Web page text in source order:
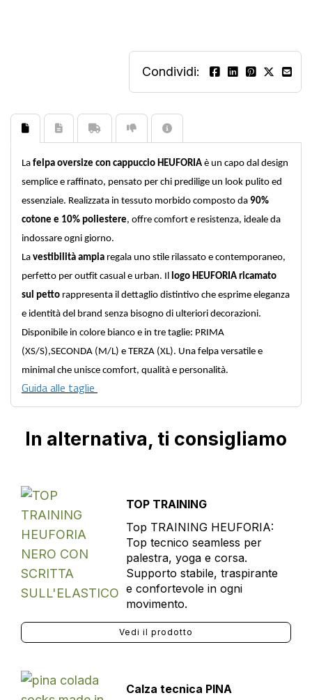
Condividi:
La felpa oversize con cappuccio HEUFORIA è un capo dal design
semplice e raffinato, pensato per chi predilige un look pulito ed
essenziale. Realizzata in tessuto morbido composto da 90%
cotone e 10% poliestere, offre comfort e resistenza, ideale da
indossare ogni giorno.
La vestibilità ampia regala uno stile rilassato e contemporaneo,
perfetto per outfit casual e urban. Il logo HEUFORIA ricamato
sul petto rappresenta il dettaglio distintivo che esprime eleganza
e identità del brand senza bisogno di ulteriori decorazioni.
Disponibile in colore bianco e in tre taglie: PRIMA
(XS/S),SECONDA (M/L) e TERZA (XL). Una felpa versatile e
minimal che unisce comfort, qualità e personalità.
Guida alle taglie
In alternativa, ti consigliamo
TOP TRAINING
Top TRAINING HEUFORIA:
Top tecnico seamless per
palestra, yoga e corsa.
Supporto stabile, traspirante
e confortevole in ogni
movimento.
Vedi il prodotto
Calza tecnica PINA